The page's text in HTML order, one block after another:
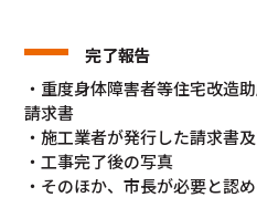
完了報告
・重度身体障害者等住宅改造
請求書
・施工業者が発行した請求書
・工事完了後の写真
・そのほか、市長が必要と認